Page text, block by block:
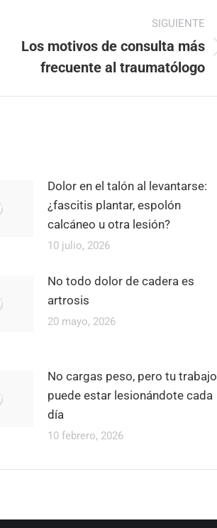
SIGUIENTE
Los motivos de consulta más
frecuente al traumatólogo
Dolor en el talón al levantarse:
¿fascitis plantar, espolón
calcáneo u otra lesión?
10 julio, 2026
No todo dolor de cadera es
artrosis
20 mayo, 2026
No cargas peso, pero tu trabajo
puede estar lesionándote cada
día
10 febrero, 2026